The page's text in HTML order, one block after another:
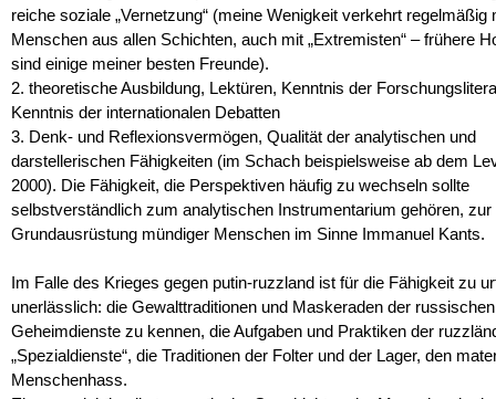
reiche soziale „Vernetzung“ (meine Wenigkeit verkehrt regelmäßig
Menschen aus allen Schichten, auch mit „Extremisten“ – frühere
sind einige meiner besten Freunde).
2. theoretische Ausbildung, Lektüren, Kenntnis der
Kenntnis der internationalen Debatten
3. Denk- und Reflexionsvermögen, Qualität der analytischen und
darstellerischen Fähigkeiten (im Schach beispielsweise ab dem
2000). Die Fähigkeit, die Perspektiven häufig zu wechseln sollte
selbstverständlich zum analytischen Instrumentarium gehören, zur
Grundausrüstung mündiger Menschen im Sinne Immanuel Kants.
Im Falle des Krieges gegen putin-ruzzland ist für die Fähigkeit zu
unerlässlich: die Gewalttraditionen und Maskeraden der russischen
Geheimdienste zu kennen, die Aufgaben und Praktiken der
„Spezialdienste“, die Traditionen der Folter und der Lager, den
Menschenhass.